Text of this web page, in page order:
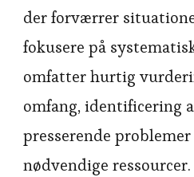
der forværrer
fokusere på
omfatter hurtig
omfang, identificering
presserende
nødvendige ressourcer.